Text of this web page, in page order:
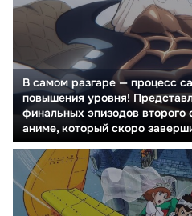
В самом разгаре — процесс
повышения уровня!
финальных эпизодов второго
аниме, который скоро